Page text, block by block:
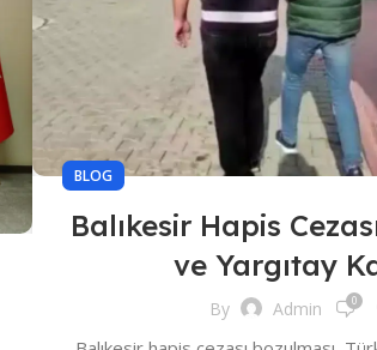
BLOG
Balıkesir Hapis
ve Yargıtay
By Admin 0